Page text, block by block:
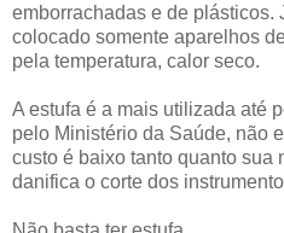
emborrachadas e de plásticos.
colocado somente aparelhos
pela temperatura, calor seco.
A estufa é a mais utilizada até
pelo Ministério da Saúde, não
custo é baixo tanto quanto sua
danifica o corte dos